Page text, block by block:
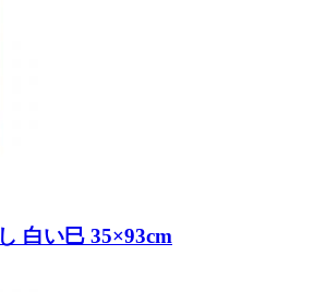
白い巳 35×93cm